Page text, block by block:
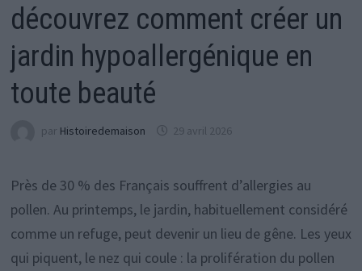
découvrez comment créer un
jardin hypoallergénique en
toute beauté
par Histoiredemaison 29 avril 2026
Près de 30 % des Français souffrent d’allergies au
pollen. Au printemps, le jardin, habituellement considéré
comme un refuge, peut devenir un lieu de gêne. Les yeux
qui piquent, le nez qui coule : la prolifération du pollen